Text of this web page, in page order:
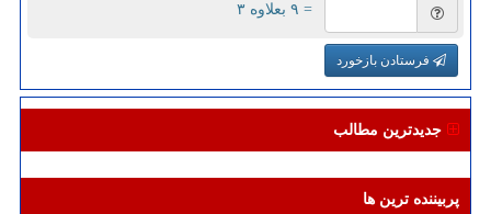
= ۹ بعلاوه ۳
فرستادن بازخورد
جدیدترین مطالب
پربیننده ترین ها